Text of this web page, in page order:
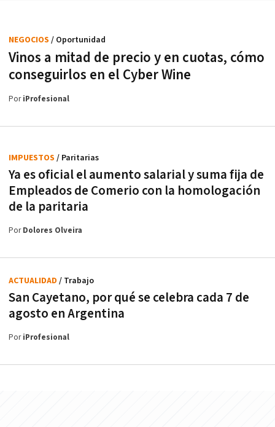
Vinos a mitad de precio y en cuotas, cómo
conseguirlos en el Cyber Wine
NEGOCIOS / Oportunidad
PoriProfesional
Ya es oficial el aumento salarial y suma fija de
Empleados de Comerio con la homologación
de la paritaria
IMPUESTOS / Paritarias
PorDolores Olveira
San Cayetano, por qué se celebra cada 7 de
agosto en Argentina
ACTUALIDAD / Trabajo
PoriProfesional